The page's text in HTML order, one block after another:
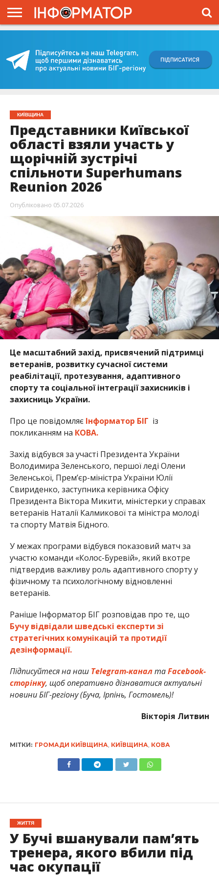
ПРОЄКТ
КИЇВЩИНА
Представники Київської
області взяли участь у
щорічній зустрічі
спільноти Superhumans
Reunion 2026
Опубліковано 05.07.2026
Це масштабний захід, присвячений підтримці
ветеранів, розвитку сучасної системи
реабілітації, протезування, адаптивного
спорту та соціальної інтеграції захисників і
захисниць України.
Про це повідомляє Інформатор БІГ із
покликанням на КОВА.
Захід відбувся за участі Президента України
Володимира Зеленського, першої леді Олени
Зеленської, Прем’єр-міністра України Юлії
Свириденко, заступника керівника Офісу
Президента Віктора Микити, міністерки у справах
ветеранів Наталії Калмикової та міністра молоді
та спорту Матвія Бідного.
У межах програми відбувся показовий матч за
участю команди «Колос-Буревій», який вкотре
підтвердив важливу роль адаптивного спорту у
фізичному та психологічному відновленні
ветеранів.
Раніше Інформатор БІГ розповідав про те, що
Бучу відвідали шведські експерти зі
стратегічних комунікацій та протидії
дезінформації.
Підписуйтеся на наш Telegram-каналтаFacebook-
сторінку, щоб оперативно дізнаватися актуальні
новини БІГ-регіону (Буча, Ірпінь, Гостомель)!
Вікторія Литвин
МІТКИ: ГРОМАДИ КИЇВЩИНА, КИЇВЩИНА, КОВА
ЖИТТЯ
У Бучі вшанували пам’ять
тренера, якого вбили під
час окупації